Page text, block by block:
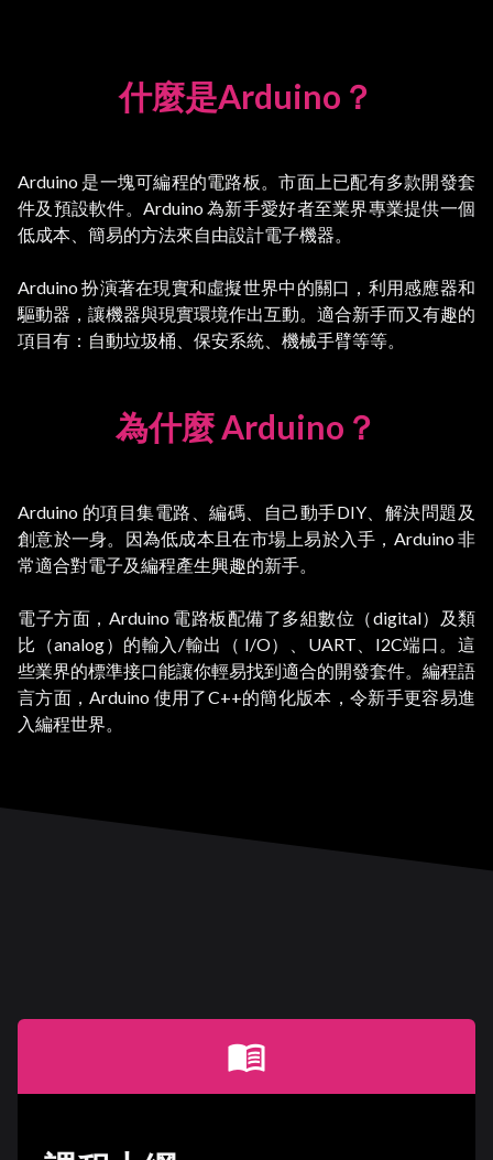
什麼是Arduino？
Arduino 是一塊可編程的電路板。市面上已配有多款開發套
件及預設軟件。Arduino 為新手愛好者至業界專業提供一個
低成本、簡易的方法來自由設計電子機器。
Arduino 扮演著在現實和虛擬世界中的關口，利用感應器和
驅動器，讓機器與現實環境作出互動。適合新手而又有趣的
為什麼 Arduino？
Arduino 的項目集電路、編碼、自己動手DIY、解決問題及
創意於一身。因為低成本且在市場上易於入手，Arduino 非
常適合對電子及編程產生興趣的新手。
電子方面，Arduino 電路板配備了多組數位（digital）及類
比（analog）的輸入/輸出（ I/O）、UART、I2C端口。這
些業界的標準接口能讓你輕易找到適合的開發套件。編程語
言方面，Arduino 使用了C++的簡化版本，令新手更容易進
入編程世界。
menu_book